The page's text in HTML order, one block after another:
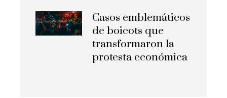
Casos emblemáticos
de boicots que
transformaron la
protesta económica